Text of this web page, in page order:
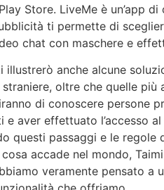
Store. LiveMe è un’app
ti permette di
chat con maschere e
illustrerò anche alcune
straniere, oltre che quelle
di conoscere persone
e aver effettuato l’accesso
questi passaggi e le
accade nel mondo,
veramente pensato a